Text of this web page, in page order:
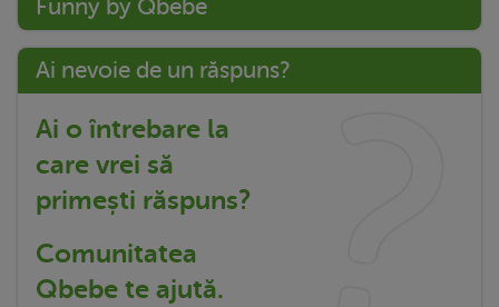
Funny by Qbebe
Ai nevoie de un răspuns?
Ai o întrebare la
care vrei să
primești răspuns?
Comunitatea
Qbebe te ajută.